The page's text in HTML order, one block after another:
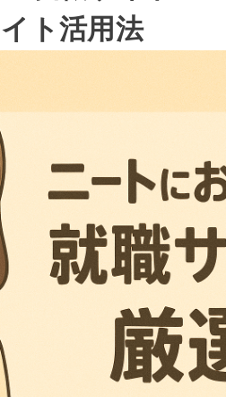
ト活用法